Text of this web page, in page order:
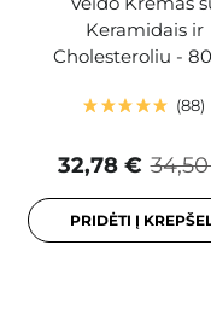
Keramidais ir
Cholesteroliu -
88
32,78 €
PRIDĖTI Į